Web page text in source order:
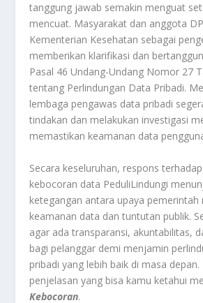
tanggung jawab semakin menguat
mencuat. Masyarakat dan anggota
Kementerian Kesehatan sebagai
memberikan klarifikasi dan
Pasal 46 Undang-Undang Nomor 27
tentang Perlindungan Data Pribadi.
lembaga pengawas data pribadi
tindakan dan melakukan investigasi
memastikan keamanan data
Secara keseluruhan, respons
kebocoran data PeduliLindungi
ketegangan antara upaya pemerintah
keamanan data dan tuntutan publik.
agar ada transparansi, akuntabilitas,
bagi pelanggar demi menjamin
pribadi yang lebih baik di masa
penjelasan yang bisa kamu ketahui
Kebocoran.